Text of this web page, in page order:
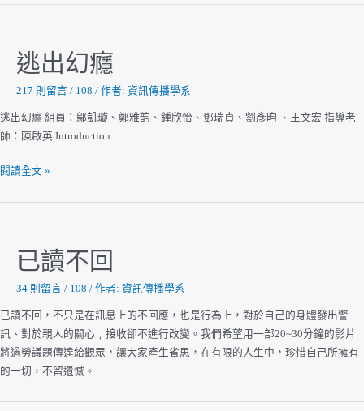
逃出幻癮
217 則留言 / 108 / 作者: 資訊傳播學系
逃出幻癮 組員：鄔凱璇、鄭雅韵、鍾欣怡、鄧瑞貞、劉彥昀 、王文宏 指導老
師：陳啟英 Introduction …
逃
閱讀全文 »
已讀不回
34 則留言 / 108 / 作者: 資訊傳播學系
已讀不回，不只是在訊息上的不回應，也是行為上，對於自己的身體發出警
訊、對於親人的關心﹐接收卻不進行改變。我們希望用一部20~30分鐘的影片
將過勞議題傳達給觀眾，讓大家產生省思，在有限的人生中，珍惜自己所擁有
的一切，不留遺憾。